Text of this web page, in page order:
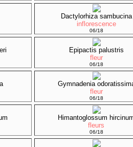
Dactylorhiza sambucina
inflorescence
06/18
Epipactis palustris
fleur
06/18
Gymnadenia
fleur
06/18
Himantoglossum
fleurs
06/18